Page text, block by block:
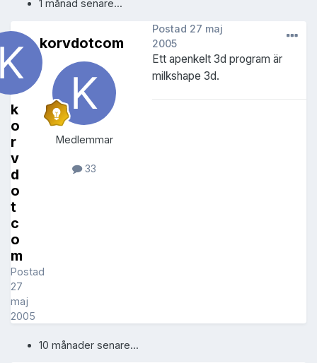
1 månad senare...
k
o
r
v
d
o
t
c
o
m
Postad
27
maj
2005
korvdotcom
Medlemmar
33
Postad 27 maj
2005
Ett apenkelt 3d program är
milkshape 3d.
10 månader senare...